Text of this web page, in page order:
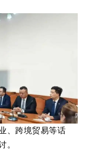
、跨境贸易等话
。